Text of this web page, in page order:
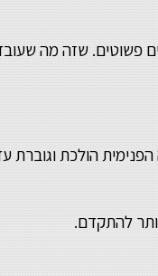
פשוטים. שזה מה
הולכת וגוברת
להתקדם.